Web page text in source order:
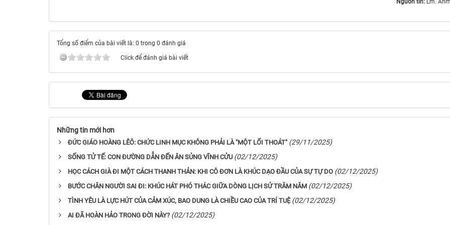
Nguồn tin: Lm.
Tổng số điểm của bài viết là: 0 trong 0 đánh giá
Click để đánh giá bài viết
Những tin mới hơn
ĐỨC GIÁO HOÀNG LÊÔ: CHỨC LINH MỤC KHÔNG PHẢI LÀ "MỘT LỐI THOÁT" (29/11/2025)
SỐNG TỬ TẾ: CON ĐƯỜNG DẪN ĐẾN ÂN SỦNG VĨNH CỬU (02/12/2025)
HỌC CÁCH GIÀ ĐI MỘT CÁCH THANH THẢN: KHI CÔ ĐƠN LÀ KHÚC DẠO ĐẦU CỦA SỰ TỰ DO (02/12/2025)
BƯỚC CHÂN NGƯỜI SAI ĐI: KHÚC HÁT PHÓ THÁC GIỮA DÒNG LỊCH SỬ TRĂM NĂM (02/12/2025)
TÌNH YÊU LÀ LỰC HÚT CỦA CẢM XÚC, BAO DUNG LÀ CHIỀU CAO CỦA TRÍ TUỆ (02/12/2025)
AI ĐÃ HOÀN HẢO TRONG ĐỜI NÀY? (02/12/2025)